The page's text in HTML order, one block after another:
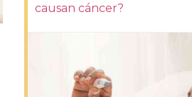
causan cáncer?